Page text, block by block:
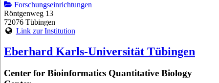
Forschungseinrichtungen
Röntgenweg 13
72076 Tübingen
Link zur Institution
Eberhard Karls-Universität Tübingen
Center for Bioinformatics Quantitative Biology